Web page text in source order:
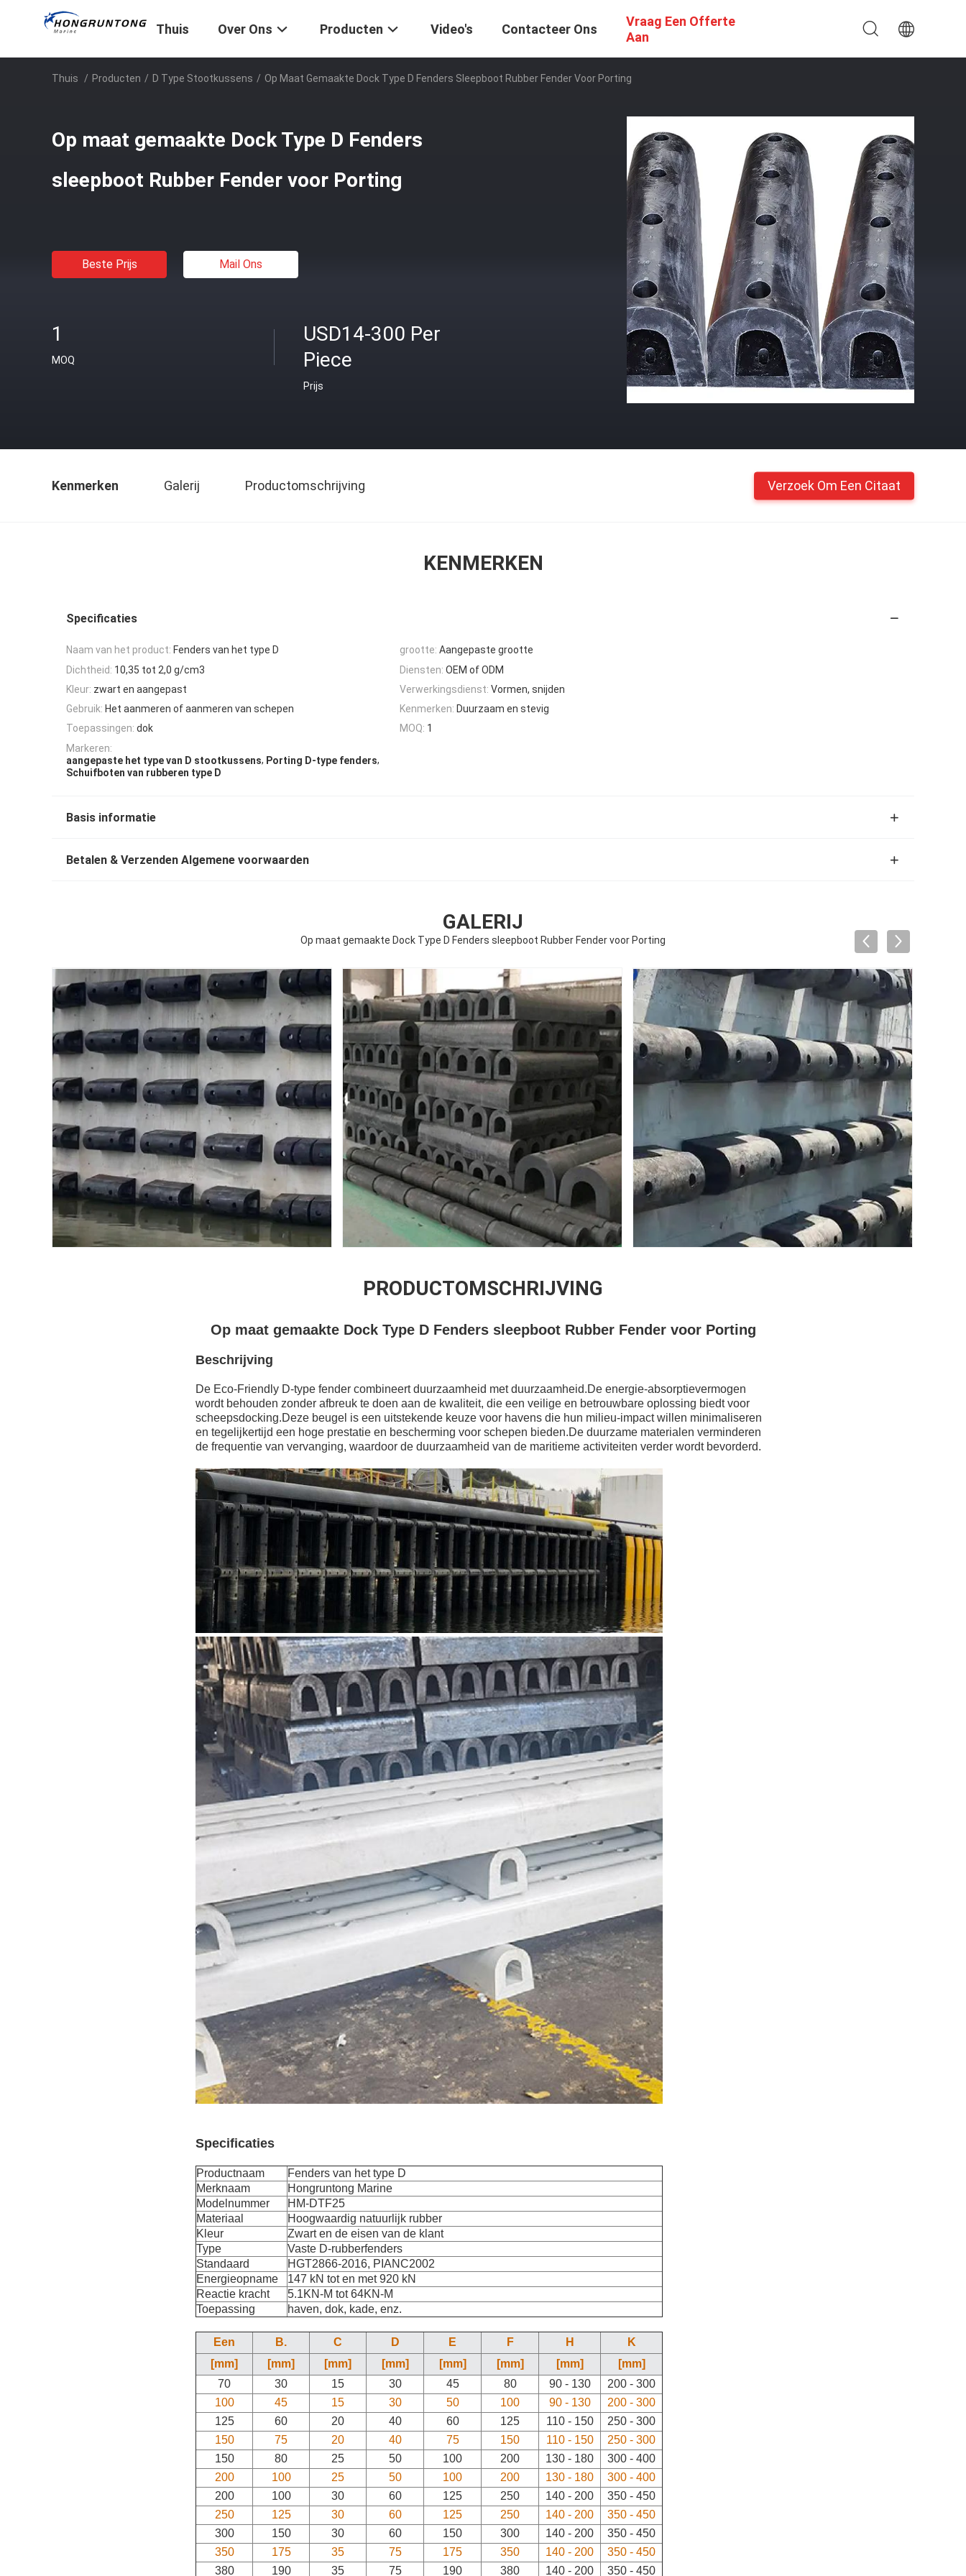
Thuis Over Ons Producten Video's Contacteer Ons
Vraag Een Offerte
Aan
Thuis / Producten / D Type Stootkussens / Op Maat Gemaakte Dock Type D Fenders Sleepboot Rubber Fender Voor Porting
Op maat gemaakte Dock Type D Fenders
sleepboot Rubber Fender voor Porting
Beste Prijs Mail Ons
1
MOQ
USD14-300 Per
Piece
Prijs
Kenmerken Galerij Productomschrijving Verzoek Om Een Citaat
KENMERKEN
Specificaties
Naam van het product: Fenders van het type D grootte: Aangepaste grootte
Dichtheid: 10,35 tot 2,0 g/cm3 Diensten: OEM of ODM
Kleur: zwart en aangepast Verwerkingsdienst: Vormen, snijden
Gebruik: Het aanmeren of aanmeren van schepen Kenmerken: Duurzaam en stevig
Toepassingen: dok MOQ: 1
Markeren:
aangepaste het type van D stootkussens, Porting D-type fenders,
Schuifboten van rubberen type D
Basis informatie
Betalen & Verzenden Algemene voorwaarden
GALERIJ
Op maat gemaakte Dock Type D Fenders sleepboot Rubber Fender voor Porting
PRODUCTOMSCHRIJVING
Op maat gemaakte Dock Type D Fenders sleepboot Rubber Fender voor Porting
Beschrijving
De Eco-Friendly D-type fender combineert duurzaamheid met duurzaamheid.De energie-absorptievermogen
wordt behouden zonder afbreuk te doen aan de kwaliteit, die een veilige en betrouwbare oplossing biedt voor
scheepsdocking.Deze beugel is een uitstekende keuze voor havens die hun milieu-impact willen minimaliseren
en tegelijkertijd een hoge prestatie en bescherming voor schepen bieden.De duurzame materialen verminderen
de frequentie van vervanging, waardoor de duurzaamheid van de maritieme activiteiten verder wordt bevorderd.
Specificaties
Productnaam
Fenders van het type D
Merknaam
Hongruntong Marine
Modelnummer
HM-DTF25
Materiaal
Hoogwaardig natuurlijk rubber
Kleur
Zwart en de eisen van de klant
Type
Vaste D-rubberfenders
Standaard
HGT2866-2016, PIANC2002
Energieopname
147 kN tot en met 920 kN
Reactie kracht
5.1KN-M tot 64KN-M
Toepassing
haven, dok, kade, enz.
Een B. C D E F H
K
[mm]
[mm] [mm] [mm] [mm] [mm] [mm]
[mm]
70
30 15 30 45 80 90 - 130
200 - 300
100
45 15 30 50 100 90 - 130
200 - 300
125
60 20 40 60 125 110 - 150
250 - 300
150
75 20 40 75 150 110 - 150
250 - 300
150
80 25 50 100 200 130 - 180
300 - 400
200
100 25 50 100 200 130 - 180
300 - 400
200
100 30 60 125 250 140 - 200
350 - 450
250
125 30 60 125 250 140 - 200
350 - 450
300
150 30 60 150 300 140 - 200
350 - 450
350
175 35 75 175 350 140 - 200
350 - 450
380
190 35 75 190 380 140 - 200 350 - 450